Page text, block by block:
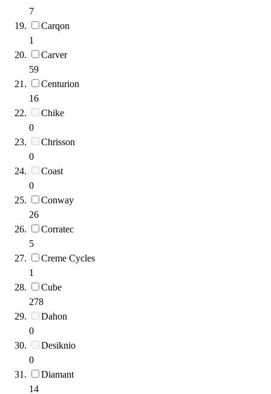
7
Carqon
1
Carver
59
Centurion
16
Chike
0
Chrisson
0
Coast
0
Conway
26
Corratec
5
Creme Cycles
1
Cube
278
Dahon
0
Desiknio
0
Diamant
14